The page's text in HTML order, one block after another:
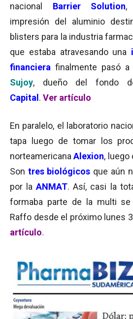
nacional Barrier Solution,
impresión del aluminio
blisters para la industria
que estaba atravesando una
financiera finalmente pasó
Sujoy, dueño del fondo
Capital . Ver artículo
En paralelo, el laboratorio
tapa luego de tomar los
norteamericanaAlexion, luego
Son tres biológicos que aún
por laANMAT. Así, casi la
formaba parte de la multi se
Raffo desde el próximo lunes
artículo.